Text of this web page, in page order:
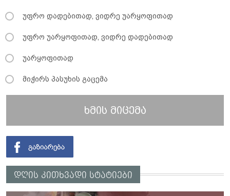
უფრო დადებითად, ვიდრე უარყოფითად
უფრო უარყოფითად, ვიდრე დადებითად
უარყოფითად
მიჭირს პასუხის გაცემა
ხმის მიცემა
დღის კითხვადი სტატიები